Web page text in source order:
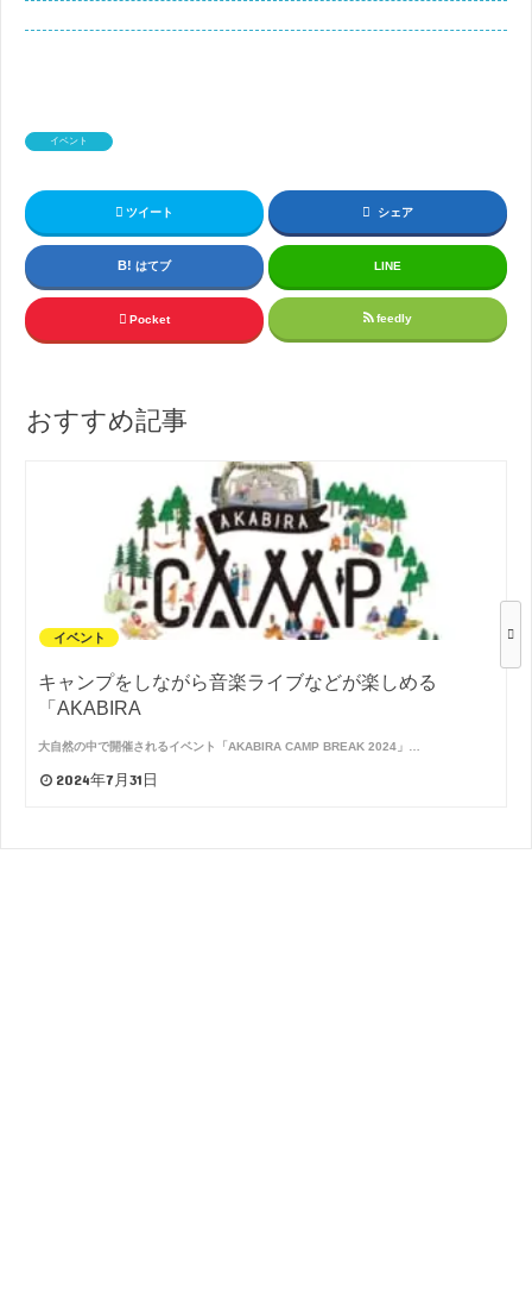
イベント
ツイート シェア
はてブ LINE
Pocket feedly
おすすめ記事
イベント
キャンプをしながら音楽ライブなどが楽しめる
「AKABIRA
大自然の中で開催されるイベント「AKABIRA CAMP BREAK 2024」…
2024年7月31日